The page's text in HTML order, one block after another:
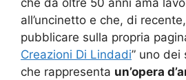
che da oltre 50 anni ama
all’uncinetto e che, di
pubblicare sulla propria
Creazioni Di Lindadi” uno dei
che rappresenta un’opera